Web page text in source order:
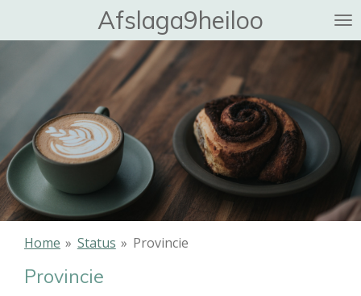
hoofdinhoud
Afslaga9heiloo
Home » Status » Provincie
Provincie